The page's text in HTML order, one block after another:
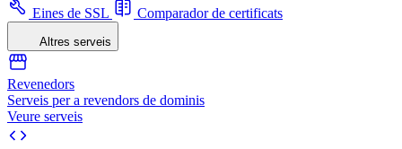
Eines de SSL
Comparador de certificats
Altres serveis
Revenedors
Serveis per a revendors de dominis
Veure serveis